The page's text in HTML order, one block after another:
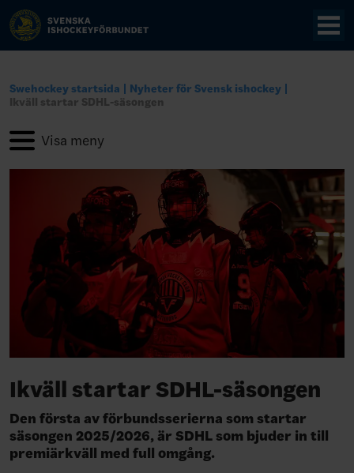
Swehockey startsida
Nyheter för Svensk ishockey
Ikväll startar SDHL-säsongen
Ikväll startar SDHL-säsongen
Den första av förbundsserierna som startar
säsongen 2025/2026, är SDHL som bjuder in till
premiärkväll med full omgång.